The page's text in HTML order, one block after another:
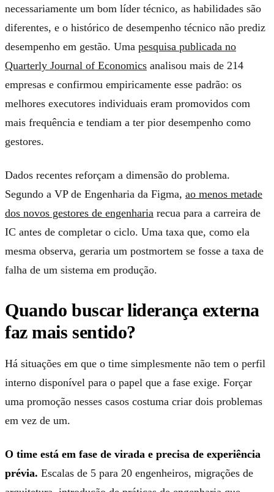
necessariamente um bom líder técnico, as habilidades são
diferentes, e o histórico de desempenho técnico não prediz
desempenho em gestão. Uma pesquisa publicada no
Quarterly Journal of Economics analisou mais de 214
empresas e confirmou empiricamente esse padrão: os
melhores executores individuais eram promovidos com
mais frequência e tendiam a ter pior desempenho como
gestores.
Dados recentes reforçam a dimensão do problema.
Segundo a VP de Engenharia da Figma, ao menos metade
dos novos gestores de engenharia recua para a carreira de
IC antes de completar o ciclo. Uma taxa que, como ela
mesma observa, geraria um postmortem se fosse a taxa de
falha de um sistema em produção.
Quando buscar liderança externa
faz mais sentido?
Há situações em que o time simplesmente não tem o perfil
interno disponível para o papel que a fase exige. Forçar
uma promoção nesses casos costuma criar dois problemas
em vez de um.
O time está em fase de virada e precisa de experiência
prévia. Escalas de 5 para 20 engenheiros, migrações de